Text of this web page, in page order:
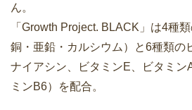
ん。
「Growth Project. BLACK」は4種
銅・亜鉛・カルシウム）と6種類の
ナイアシン、ビタミンE、ビタミン
ミンB6）を配合。